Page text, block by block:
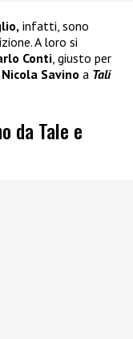
infatti, sono
A loro si
Conti, giusto per
Nicola Savino a Tali
da Tale e